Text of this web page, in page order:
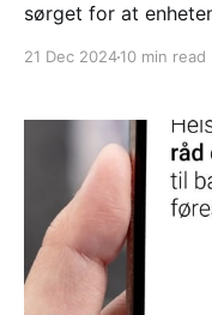
sørget for at
21 Dec 202410 min read